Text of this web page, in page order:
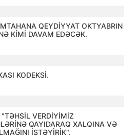
QEYDİYYAT OKTYABRIN
KİMİ DAVAM EDƏCƏK.
KODEKSİ.
VERDİYİMİZ
QAYIDARAQ XALQINA VƏ
İSTƏYİRİK".